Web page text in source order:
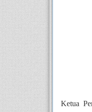
Ketua